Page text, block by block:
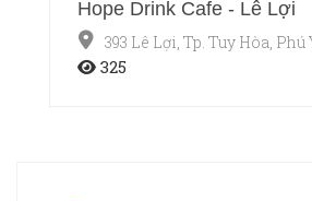
Hope Drink Cafe - Lê Lợi
393 Lê Lợi, Tp. Tuy Hòa, Phú
325